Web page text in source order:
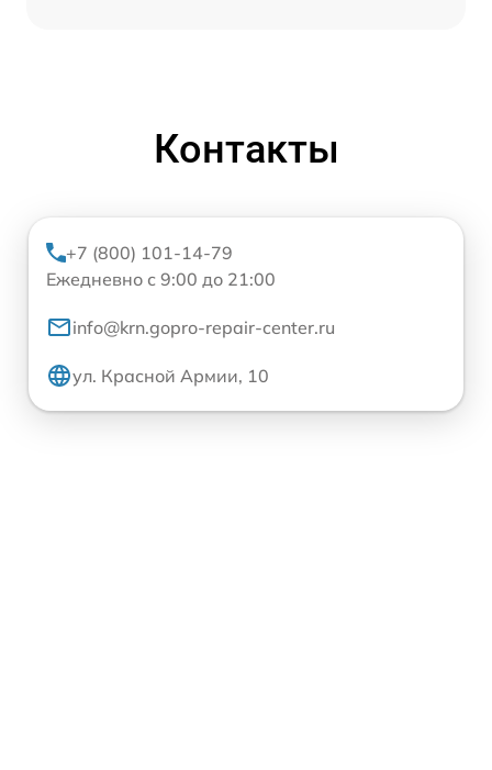
Контакты
+7 (800) 101-14-79
Ежедневно с 9:00 до 21:00
info@krn.gopro-repair-center.ru
ул. Красной Армии, 10